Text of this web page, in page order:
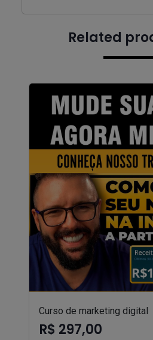
Related
Curso de marketing digital
R$ 297,00